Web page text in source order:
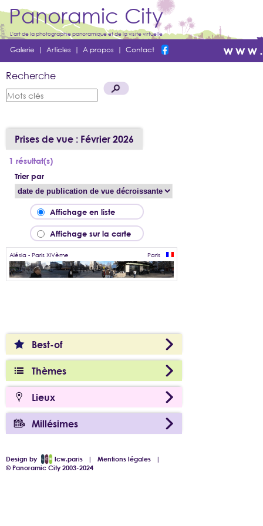
Panoramic City
L'art de la photographie panoramique et de la visite virtuelle
Galerie | Articles | A propos | Contact
Recherche
Best-of
Thèmes
Lieux
Millésimes
Prises de vue : Février 2026
1 résultat(s)
Trier par
Affichage en liste
Affichage sur la carte
Alésia - Paris XIVème Paris
Design by lcw.paris |Mentions légales |
© Panoramic City 2003-2024